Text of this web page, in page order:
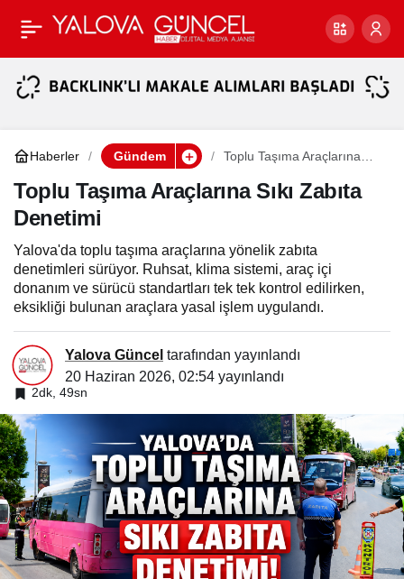
Haberler Gündem
Toplu Taşıma Araçlarına
Toplu Taşıma Araçlarına Sıkı Zabıta
Denetimi
Yalova'da toplu taşıma araçlarına yönelik zabıta
denetimleri sürüyor. Ruhsat, klima sistemi, araç içi
donanım ve sürücü standartları tek tek kontrol edilirken,
eksikliği bulunan araçlara yasal işlem uygulandı.
Yalova Güncel tarafından yayınlandı
20 Haziran 2026, 02:54 yayınlandı
2dk, 49sn
İKRA BEBEK
DAVASINDA TAHLİYE
TEPKİSİ: “KIZIMIN
HAKKINI SONUNA
KADAR ARAYACAĞIM”
Paylaş